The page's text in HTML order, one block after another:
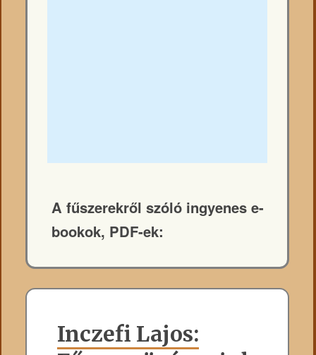
A fűszerekről szóló ingyenes e-
bookok, PDF-ek:
Inczefi Lajos: